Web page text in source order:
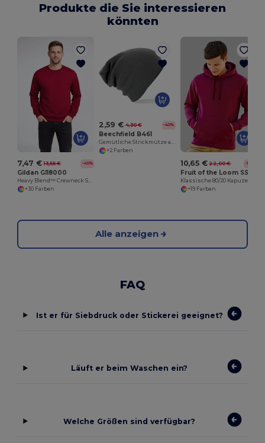
Produkte die Sie interessieren
könnten
7,47 € 13,55 € -45%
Gildan GI18000
+30 Farben
2,59 € 4,30 € -40%
Beechfield B461
+2 Farben
10,65 € 22,00 € -52%
+19 Farben
Alle anzeigen
FAQ
Ist er für Siebdruck oder Stickerei geeignet?
Läuft er beim Waschen ein?
Welche Größen sind verfügbar?